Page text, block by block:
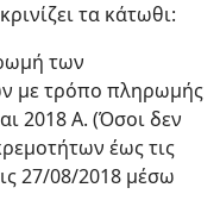
τα κάτωθι:
των
με τρόπο πληρωμής
2018 Α. (Όσοι δεν
έως τις
27/08/2018 μέσω